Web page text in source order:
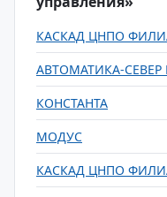
КАСКАД ЦНПО
АВТОМАТИКА-СЕВЕР
КОНСТАНТА
МОДУС
КАСКАД ЦНПО